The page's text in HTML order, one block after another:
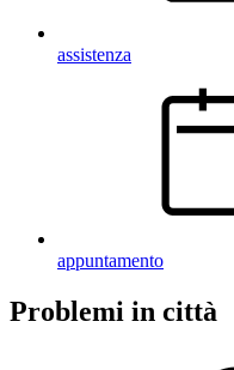
assistenza
appuntamento
Problemi in città